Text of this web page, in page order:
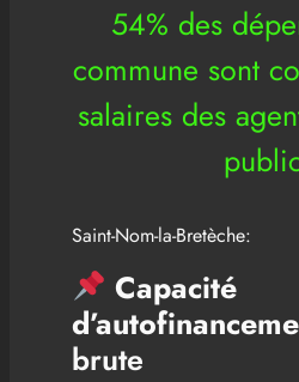
54% des
commune sont
salaires des
Saint-Nom-la-Bretèche:
Capacité
brute